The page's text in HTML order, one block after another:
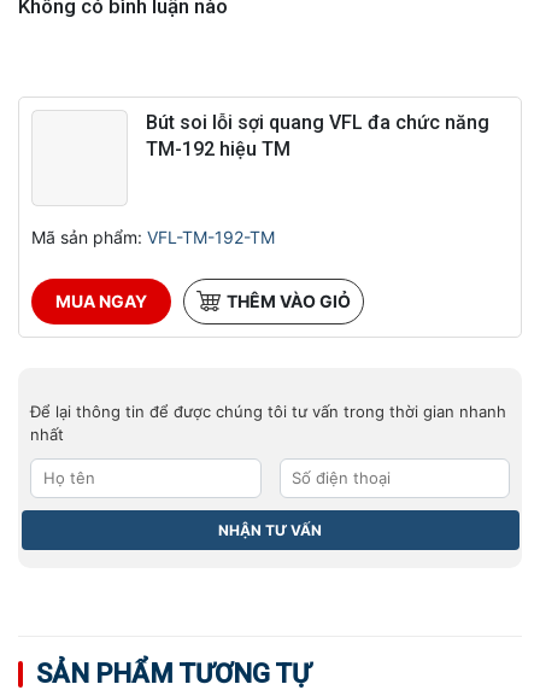
Không có bình luận nào
Bút soi lỗi sợi quang VFL đa chức năng
TM-192 hiệu TM
Mã sản phẩm: VFL-TM-192-TM
MUA NGAY THÊM VÀO GIỎ
Để lại thông tin để được chúng tôi tư vấn trong thời gian nhanh
nhất
SẢN PHẨM TƯƠNG TỰ